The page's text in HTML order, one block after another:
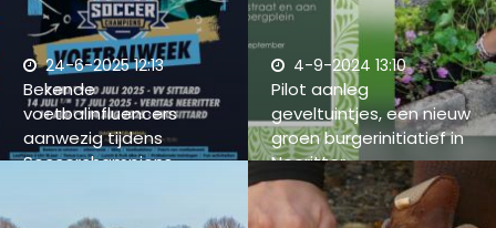
24-6-2025 12:13
Bekende
voetbalinfluencers
aanwezig tijdens
Soccerchampions
4-9-2024 13:10
Pilot aanleg
geveltuintjes, een nieuw
groen burgerinitiatief in
Neeritter